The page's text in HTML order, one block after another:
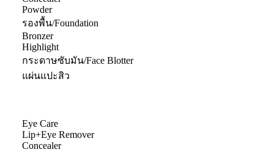
Powder
รองพื้น/Foundation
Bronzer
Highlight
กระดาษซับมัน/Face Blotter
แผ่นแปะสิว
Eye Care
Lip+Eye Remover
Concealer